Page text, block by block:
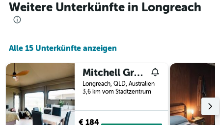
Weitere Unterkünfte in Longreach
Alle 15 Unterkünfte anzeigen
Mitchell Grass Retreat
Longreach, QLD, Australien
3,6 km vom Stadtzentrum
€ 184